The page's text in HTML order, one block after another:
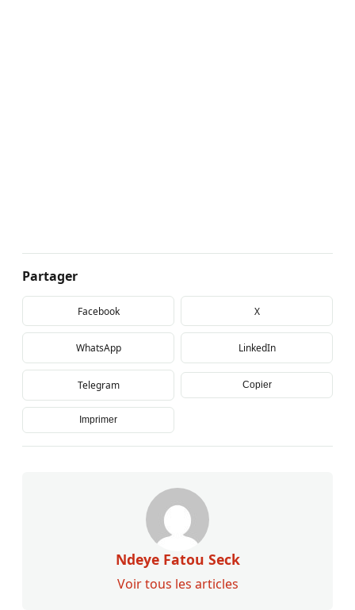
Partager
Facebook X
WhatsApp LinkedIn
Telegram Copier
Imprimer
Ndeye Fatou Seck
Voir tous les articles